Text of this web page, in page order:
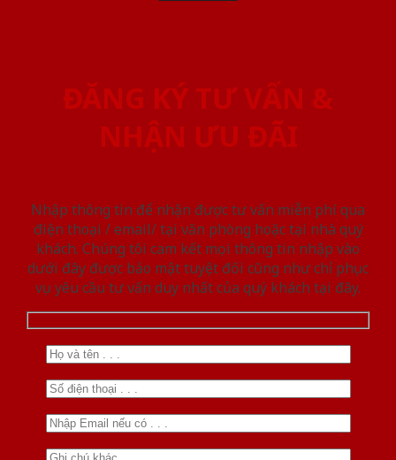
ĐĂNG KÝ TƯ VẤN &
NHẬN ƯU ĐÃI
Nhập thông tin để nhận được tư vấn miễn phí qua
điện thoại / email/ tại văn phòng hoặc tại nhà quý
khách. Chúng tôi cam kết mọi thông tin nhập vào
dưới đây được bảo mật tuyệt đối cũng như chỉ phục
vụ yêu cầu tư vấn duy nhất của quý khách tại đây.